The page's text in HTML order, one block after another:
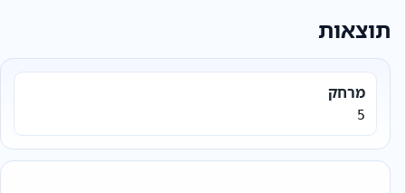
תוצאות
מרחק